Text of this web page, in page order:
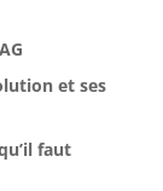
et ses
faut